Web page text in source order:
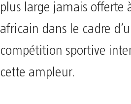
plus large jamais offerte
africain dans le cadre
compétition sportive
cette ampleur.